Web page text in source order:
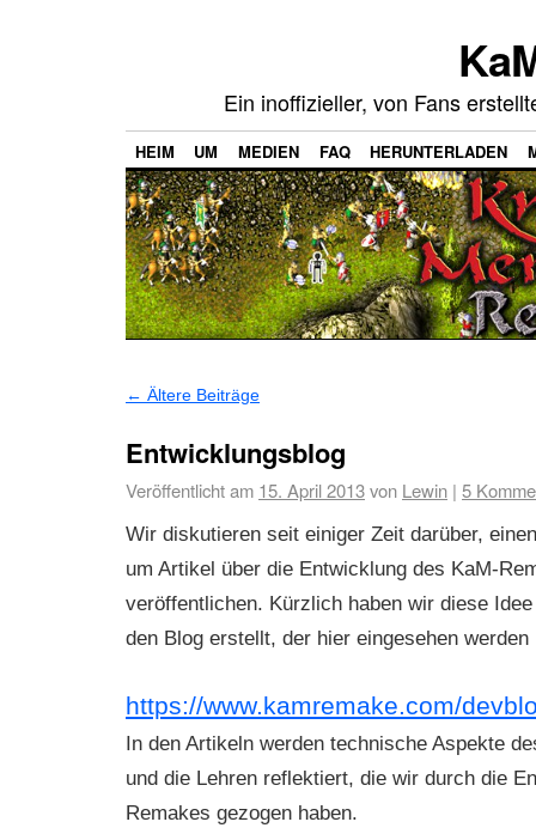
Ein inoffizieller, von Fans
HEIM UM MEDIEN FAQ HERUNTERLADEN
← Ältere Beiträge
Entwicklungsblog
Veröffentlicht am 15. April 2013von Lewin | 5
Wir diskutieren seit einiger Zeit darüber,
um Artikel über die Entwicklung des KaM-
veröffentlichen. Kürzlich haben wir diese
den Blog erstellt, der hier eingesehen werden
https://www.kamremake.com/
In den Artikeln werden technische Aspekte
und die Lehren reflektiert, die wir durch die
Remakes gezogen haben.